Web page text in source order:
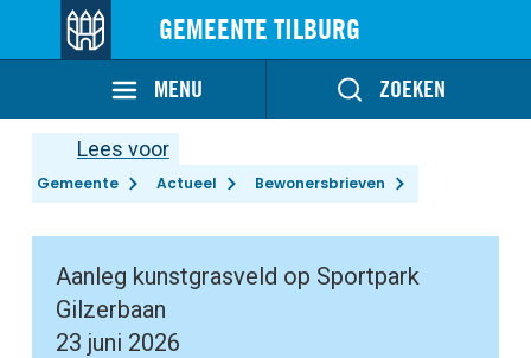
GEMEENTE TILBURG
MENU ZOEKEN
Gemeente Actueel Bewonersbrieven
Lees voor
Aanleg kunstgrasveld op Sportpark
Gilzerbaan
23 juni 2026